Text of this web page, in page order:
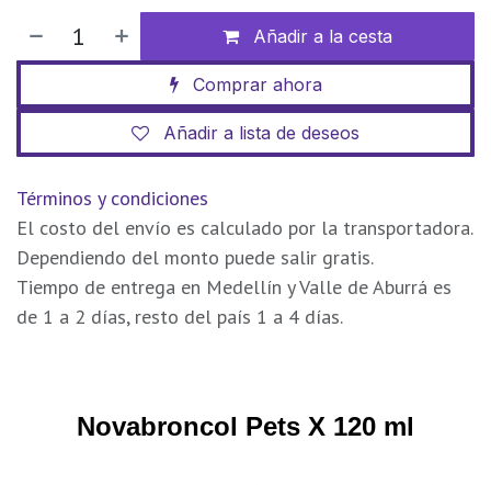
Añadir a la cesta
Comprar ahora
Añadir a lista de deseos
Términos y condiciones
El costo del envío es calculado por la transportadora.
Dependiendo del monto puede salir gratis.
Tiempo de entrega en Medellín y Valle de Aburrá es
de 1 a 2 días, resto del país 1 a 4 días.
Novabroncol Pets X 120 ml